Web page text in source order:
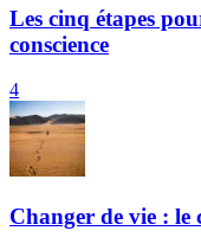
Les cinq étapes
conscience
4
Changer de vie : le